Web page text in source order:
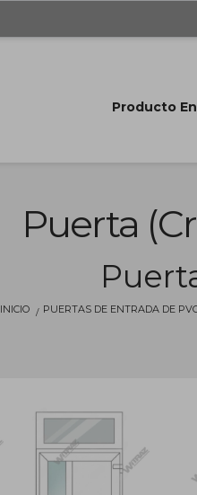
Producto
Puerta
INICIO PUERTAS DE ENTRADA DE